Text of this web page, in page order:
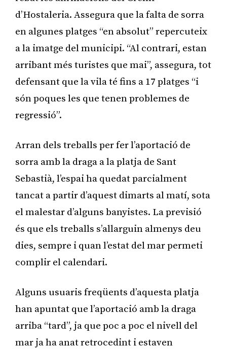
d’Hostaleria. Assegura que la falta de sorra
en algunes platges “en absolut” repercuteix
a la imatge del municipi. “Al contrari, estan
arribant més turistes que mai”, assegura, tot
defensant que la vila té fins a 17 platges “i
són poques les que tenen problemes de
regressió”.
Arran dels treballs per fer l’aportació de
sorra amb la draga a la platja de Sant
Sebastià, l’espai ha quedat parcialment
tancat a partir d’aquest dimarts al matí, sota
el malestar d’alguns banyistes. La previsió
és que els treballs s’allarguin almenys deu
dies, sempre i quan l’estat del mar permeti
complir el calendari.
Alguns usuaris freqüents d’aquesta platja
han apuntat que l’aportació amb la draga
arriba “tard”, ja que poc a poc el nivell del
mar ja ha anat retrocedint i estaven